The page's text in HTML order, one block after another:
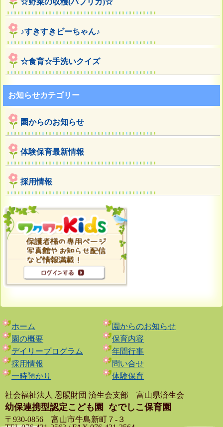
☆野菜の収穫(パプリカ)☆
♪すきすきビーちゃん♪
☆食育☆手洗いクイズ
お知らせカテゴリー
園からのお知らせ
体験保育最新情報
採用情報
ホーム
園からのお知らせ
園の概要
保育内容
デイリープログラム
年間行事
採用情報
問い合せ
一時預かり
体験保育
社会福祉法人 恩賜財団 済生会支部 富山県済生会
幼保連携型認定こども園 なでしこ保育園
〒930-0856 富山市牛島新町７-３